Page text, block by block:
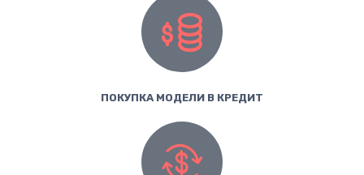
ПОКУПКА МОДЕЛИ В КРЕДИТ